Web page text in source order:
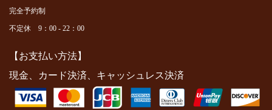
完全予約制
不定休 9：00 - 22：00
【お支払い方法】
現金、カード決済、キャッシュレス決済